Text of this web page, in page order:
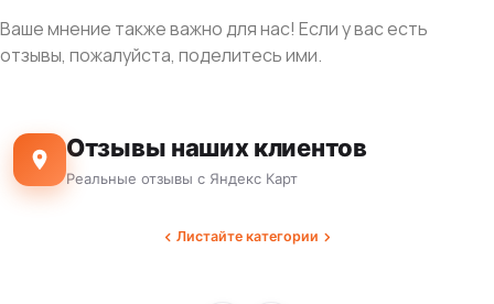
Ваше мнение также важно для нас! Если у вас есть
отзывы, пожалуйста, поделитесь ими.
Отзывы наших клиентов
Реальные отзывы с Яндекс Карт
Листайте категории